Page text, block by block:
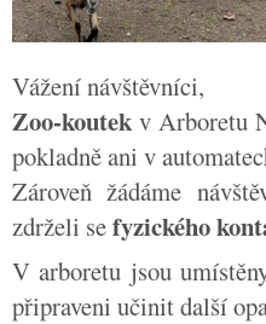
Vážení návštěvníci,
Zoo-koutek v Arboretu
pokladně ani v
Zároveň žádáme
zdrželi sefyzického
V arboretu jsou
připraveni učinit další